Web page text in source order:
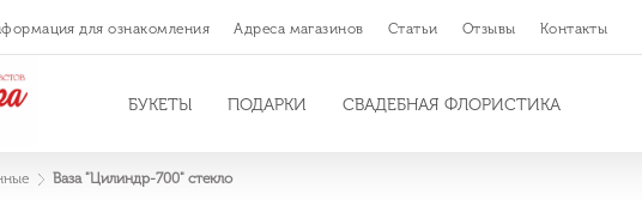
для ознакомления Адреса магазинов Статьи Отзывы Контакты
БУКЕТЫ ПОДАРКИ СВАДЕБНАЯ ФЛОРИСТИКА
Ваза "Цилиндр-700" стекло